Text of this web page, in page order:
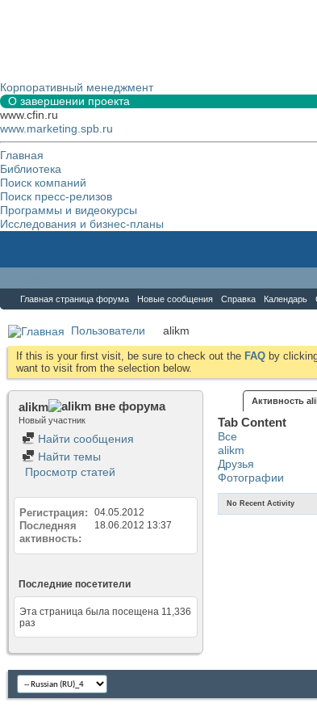
Корпоративный менеджмент
О завершении проекта
www.cfin.ru
www.marketing.spb.ru
Главная
Библиотека
Поиск компаний
Поиск пресс-релизов
Программы и видеокурсы
Исследования и бизнес-планы
Главная страница форума Новые сообщения Справка Календарь
Пользователи alikm
If this is your first visit, be sure to check out the FAQ by
want to visit from the selection below.
alikm
Новый участник
Найти сообщения
Найти темы
Просмотр статей
Регистрация 04.05.2012
Последняя
активность
18.06.2012 13:37
Последние посетители
Эта страница была посещена 11,336
раз
Активность
Tab Content
Все
alikm
Друзья
Фотографии
No Recent Activity